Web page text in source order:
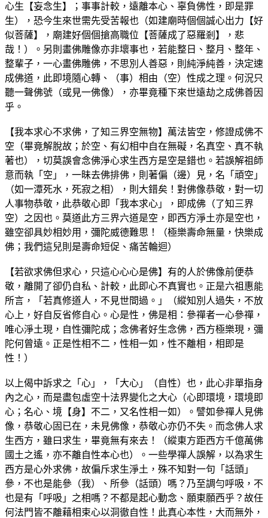
心生【妄念生】；事事計較，遠離本心、辜負佛性，即是罪
生），恐今生來世需先受苦報也（如建廟時個個誠心出力【好
似菩薩】，廟建好個個搶高職位【菩薩成了惡羅剎】，悲
哉！）。另則畫佛雕像亦非壞事也，若能整日、整月、整年、
整輩子，一心畫佛雕佛，不思別人善惡，則純淨純善，決定速
成佛道，此即境隨心轉、（事）相由（空）性成之理。何況只
聽一聲佛號（或見一佛像），亦畢竟種下來世遠劫之成佛善因
乎。
【我本求心不求佛，了知三界空無物】萬法皆空，修證成佛不
空（畢竟解脫故；於空、有幻相中自在無礙，名真空、真不執
著也），切莫誤會念佛淨心求生西方是空是錯也。若誤解祖師
意而執「空」，一昧去佛排佛，則著偏（邊）見，名「頑空」
（如一潭死水，死寂之相），則大錯矣！對佛像恭敬，對一切
人事物恭敬，此恭敬心即「我本求心」，即成佛（了知三界
空）之因也。莫道此方三界六道是空，即西方淨土亦是空也，
雖空卻具妙相妙用，彌陀威德難思！（極樂壽命無量，快樂成
佛；我們這兒則是壽命短促、痛苦輪迴）
【若欲求佛但求心，只這心心心是佛】有的人於佛像前便恭
敬，離開了卻仍自私、計較，此即心不真實也。正是六祖惠能
所言，「若真修道人，不見世間過。」（縱知別人過失，不放
心上，好自反省修自心。心是性，佛是相：參禪者一心參禪，
唯心淨土現，自性彌陀成；念佛者好生念佛，西方極樂現，彌
陀何曾遠。正是性相不二，性相一如，性不離相，相即是
性！）
以上偈中訴求之「心」，「大心」（自性）也，此心非單指身
內之心，而是盡包虛空十法界變化之大心（心即環境，環境即
心；名心、境【身】不二，又名性相一如）。譬如參禪人見佛
像，恭敬心固已在，未見佛像，恭敬心亦仍不失。而念佛人求
生西方，雖曰求生，畢竟無有來去！（縱東方距西方千億萬佛
國土之遙，亦不離自性本心也）。一些學禪人誤解，以為求生
西方是心外求佛，故偏斥求生淨土，殊不知對一句「話頭」
參，不也是能參（我）、所參（話頭）嗎？乃至調勻呼吸，不
也是有「呼吸」之相嗎？不都是起心動念、願東願西乎？故任
何法門皆不離藉相束心以洞徹自性！此真心本性，大而無外，